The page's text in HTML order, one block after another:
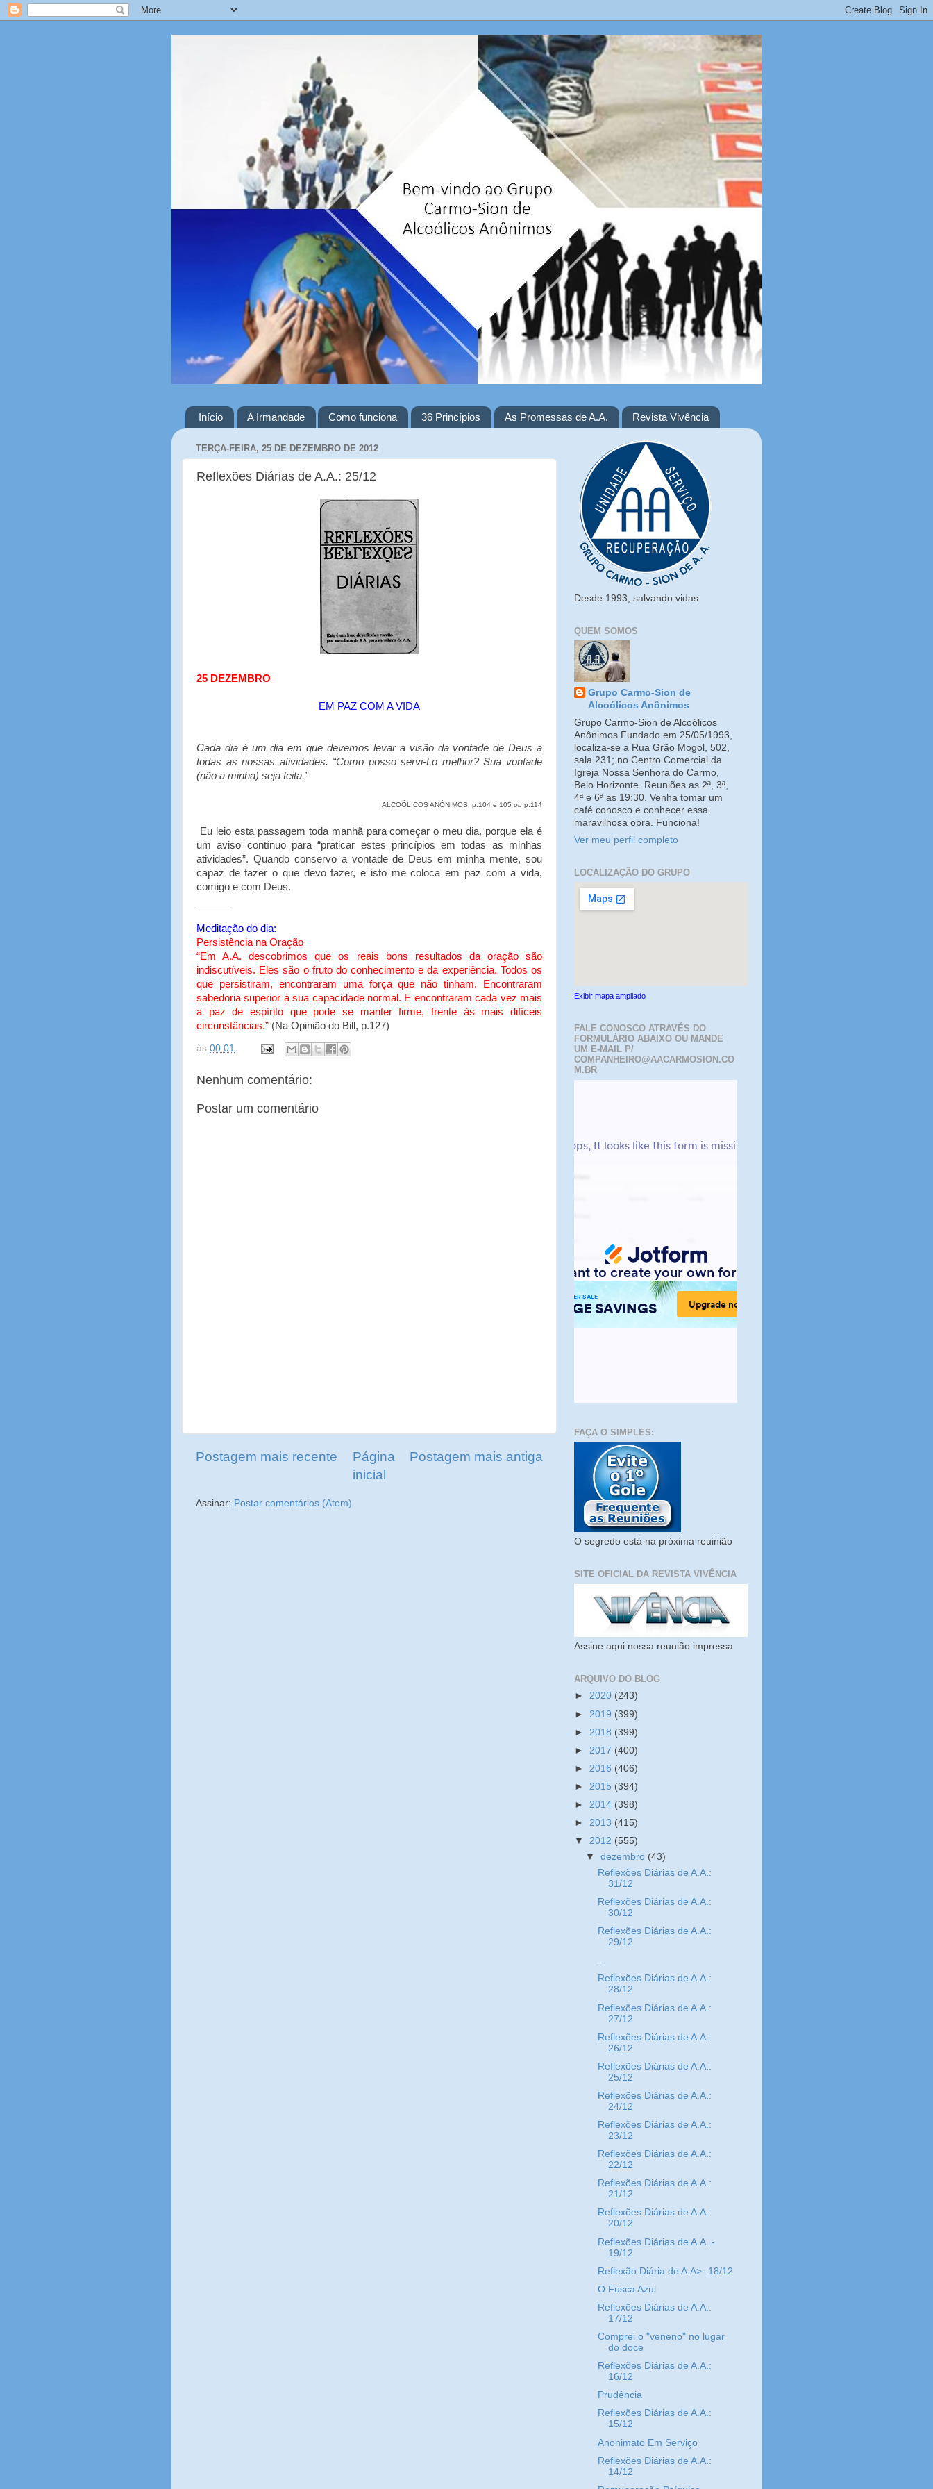
Início A Irmandade Como funciona 36 Princípios As Promessas de A.A. Revista Vivência
TERÇA-FEIRA, 25 DE DEZEMBRO DE 2012
Reflexões Diárias de A.A.: 25/12
25 DEZEMBRO
EM PAZ COM A VIDA
Cada dia é um dia em que devemos levar a visão da vontade de Deus a
todas as nossas atividades. “Como posso servi-Lo melhor? Sua vontade
(não a minha) seja feita.”
ALCOÓLICOS ANÔNIMOS, p.104 e 105 ou p.114
Eu leio esta passagem toda manhã para começar o meu dia, porque ela é
um aviso contínuo para “praticar estes princípios em todas as minhas
atividades”. Quando conservo a vontade de Deus em minha mente, sou
capaz de fazer o que devo fazer, e isto me coloca em paz com a vida,
comigo e com Deus.
Meditação do dia:
Persistência na Oração
“Em A.A. descobrimos que os reais bons resultados da oração são
indiscutíveis. Eles são o fruto do conhecimento e da experiência. Todos os
que persistiram, encontraram uma força que não tinham. Encontraram
sabedoria superior à sua capacidade normal. E encontraram cada vez mais
a paz de espírito que pode se manter firme, frente às mais difíceis
circunstâncias.” (Na Opinião do Bill, p.127)
às 00:01
Nenhum comentário:
Postar um comentário
Postagem mais recente Postagem mais antiga
Página
inicial
Assinar: Postar comentários (Atom)
Desde 1993, salvando vidas
QUEM SOMOS
Grupo Carmo-Sion de
Alcoólicos Anônimos
Grupo Carmo-Sion de Alcoólicos
Anônimos Fundado em 25/05/1993,
localiza-se a Rua Grão Mogol, 502,
sala 231; no Centro Comercial da
Igreja Nossa Senhora do Carmo,
Belo Horizonte. Reuniões as 2ª, 3ª,
4ª e 6ª as 19:30. Venha tomar um
café conosco e conhecer essa
maravilhosa obra. Funciona!
Ver meu perfil completo
LOCALIZAÇÃO DO GRUPO
Exibir mapa ampliado
FALE CONOSCO ATRAVÉS DO
FORMULÁRIO ABAIXO OU MANDE
UM E-MAIL P/
COMPANHEIRO@AACARMOSION.CO
M.BR
FAÇA O SIMPLES:
O segredo está na próxima reuinião
SITE OFICIAL DA REVISTA VIVÊNCIA
Assine aqui nossa reunião impressa
ARQUIVO DO BLOG
► 2020 (243)
► 2019 (399)
► 2018 (399)
► 2017 (400)
► 2016 (406)
► 2015 (394)
► 2014 (398)
► 2013 (415)
▼ 2012 (555)
▼dezembro (43)
Reflexões Diárias de A.A.:
31/12
Reflexões Diárias de A.A.:
30/12
Reflexões Diárias de A.A.:
29/12
...
Reflexões Diárias de A.A.:
28/12
Reflexões Diárias de A.A.:
27/12
Reflexões Diárias de A.A.:
26/12
Reflexões Diárias de A.A.:
25/12
Reflexões Diárias de A.A.:
24/12
Reflexões Diárias de A.A.:
23/12
Reflexões Diárias de A.A.:
22/12
Reflexões Diárias de A.A.:
21/12
Reflexões Diárias de A.A.:
20/12
Reflexões Diárias de A.A. -
19/12
Reflexão Diária de A.A>- 18/12
O Fusca Azul
Reflexões Diárias de A.A.:
17/12
Comprei o "veneno" no lugar
do doce
Reflexões Diárias de A.A.:
16/12
Prudência
Reflexões Diárias de A.A.:
15/12
Anonimato Em Serviço
Reflexões Diárias de A.A.:
14/12